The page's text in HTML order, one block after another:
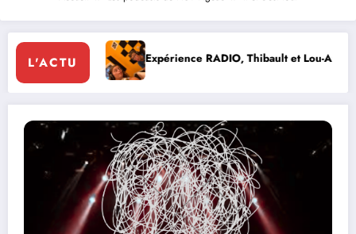
L'ACTU
Expérience RADIO, Thibault et Lou-Anne d’Olmeto Expo